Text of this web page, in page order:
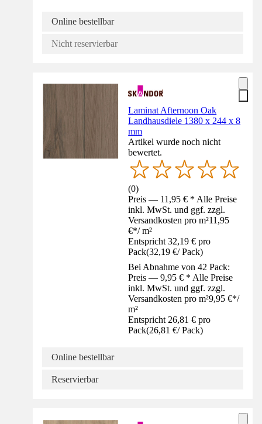
Online bestellbar
Nicht reservierbar
Laminat Afternoon Oak
Landhausdiele 1380 x 244 x 8
mm
Artikel wurde noch nicht
bewertet.
(0)
Preis — 11,95 € * Alle Preise
inkl. MwSt. und ggf. zzgl.
Versandkosten pro m²11,95
€*/ m²
Entspricht 32,19 € pro
Pack(32,19 €/ Pack)
Bei Abnahme von 42 Pack:
Preis — 9,95 € * Alle Preise
inkl. MwSt. und ggf. zzgl.
Versandkosten pro m²9,95 €*/
m²
Entspricht 26,81 € pro
Pack(26,81 €/ Pack)
Online bestellbar
Reservierbar